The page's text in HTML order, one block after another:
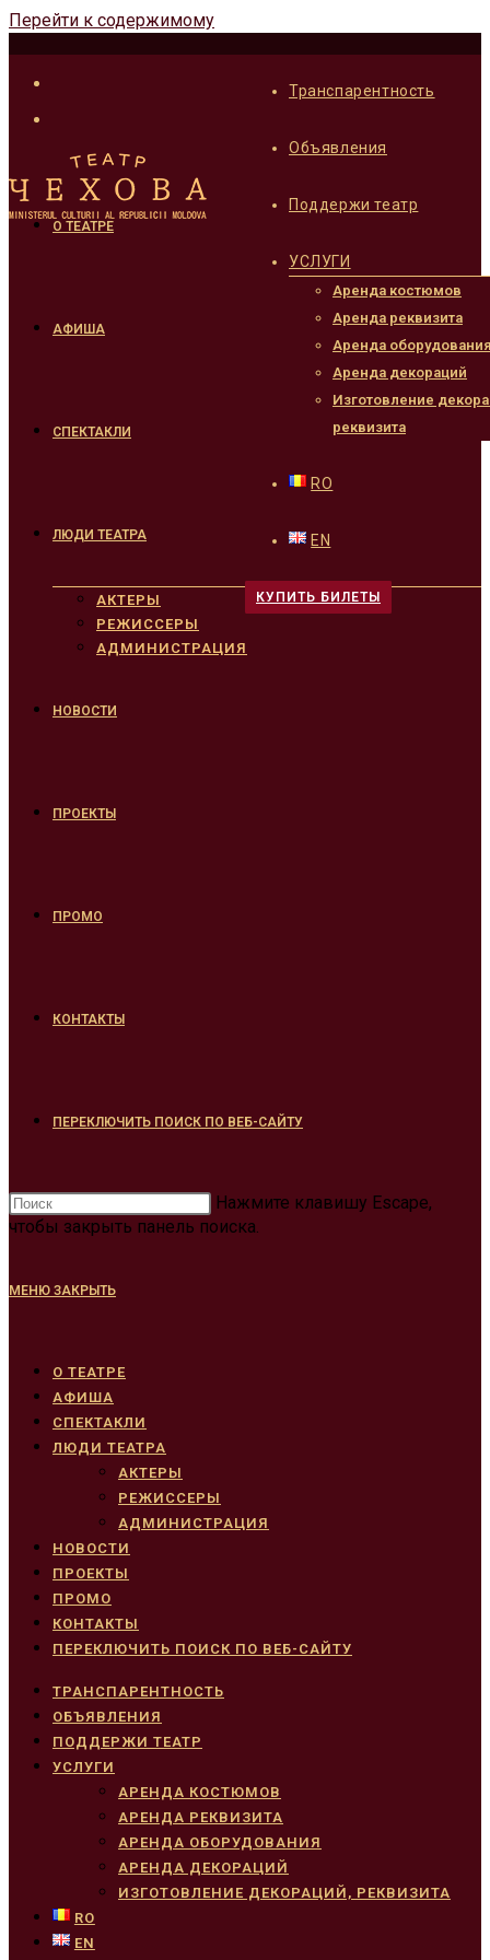
Перейти к содержимому
Транспарентность
Объявления
Поддержи театр
УСЛУГИ
Аренда костюмов
Аренда реквизита
Аренда
Аренда декораций
Изготовление
реквизита
RO
EN
КУПИТЬ БИЛЕТЫ
О ТЕАТРЕ
АФИША
СПЕКТАКЛИ
ЛЮДИ ТЕАТРА
АКТЕРЫ
РЕЖИССЕРЫ
АДМИНИСТРАЦИЯ
НОВОСТИ
ПРОЕКТЫ
ПРОМО
КОНТАКТЫ
ПЕРЕКЛЮЧИТЬ ПОИСК ПО ВЕБ-САЙТУ
Нажмите клавишу Escape,
чтобы закрыть панель поиска.
МЕНЮ ЗАКРЫТЬ
О ТЕАТРЕ
АФИША
СПЕКТАКЛИ
ЛЮДИ ТЕАТРА
АКТЕРЫ
РЕЖИССЕРЫ
АДМИНИСТРАЦИЯ
НОВОСТИ
ПРОЕКТЫ
ПРОМО
КОНТАКТЫ
ПЕРЕКЛЮЧИТЬ ПОИСК ПО ВЕБ-САЙТУ
ТРАНСПАРЕНТНОСТЬ
ОБЪЯВЛЕНИЯ
ПОДДЕРЖИ ТЕАТР
УСЛУГИ
АРЕНДА КОСТЮМОВ
АРЕНДА РЕКВИЗИТА
АРЕНДА ОБОРУДОВАНИЯ
АРЕНДА ДЕКОРАЦИЙ
ИЗГОТОВЛЕНИЕ ДЕКОРАЦИЙ, РЕКВИЗИТА
RO
EN